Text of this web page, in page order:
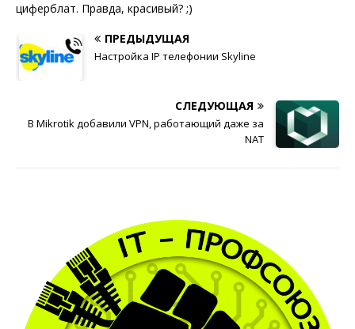
циферблат. Правда, красивый? ;)
ПРЕДЫДУЩАЯ
Настройка IP телефонии Skyline
СЛЕДУЮЩАЯ
В Mikrotik добавили VPN, работающий даже за
NAT